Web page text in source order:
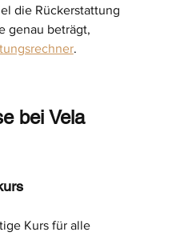
die Rückerstattung
genau beträgt,
.
bei Vela
Kurs für alle